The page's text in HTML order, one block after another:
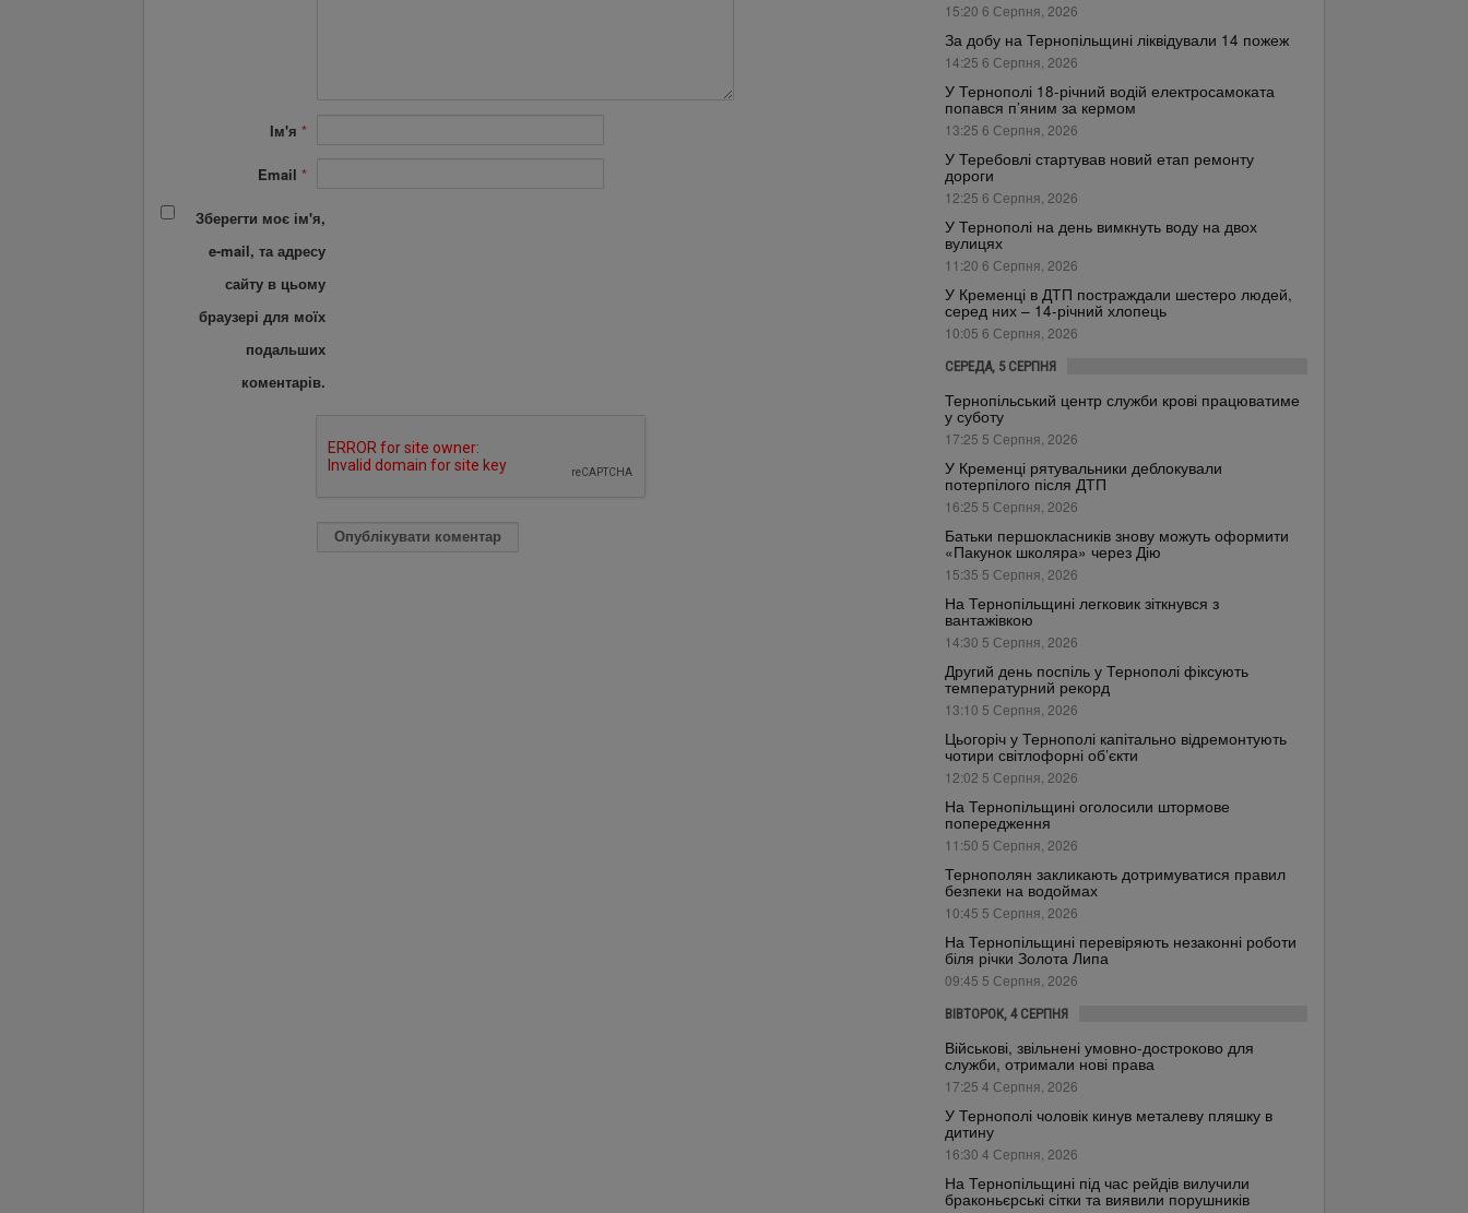
Ім'я *
Email *
Зберегти моє ім'я,
e-mail, та адресу
сайту в цьому
браузері для моїх
подальших
коментарів.
15:20 6 Серпня, 2026
За добу на Тернопільщині ліквідували 14 пожеж
14:25 6 Серпня, 2026
У Тернополі 18-річний водій електросамоката
попався п’яним за кермом
13:25 6 Серпня, 2026
У Теребовлі стартував новий етап ремонту
дороги
12:25 6 Серпня, 2026
У Тернополі на день вимкнуть воду на двох
вулицях
11:20 6 Серпня, 2026
У Кременці в ДТП постраждали шестеро людей,
серед них – 14-річний хлопець
10:05 6 Серпня, 2026
СЕРЕДА, 5 СЕРПНЯ
Тернопільський центр служби крові працюватиме
у суботу
17:25 5 Серпня, 2026
У Кременці рятувальники деблокували
потерпілого після ДТП
16:25 5 Серпня, 2026
Батьки першокласників знову можуть оформити
«Пакунок школяра» через Дію
15:35 5 Серпня, 2026
На Тернопільщині легковик зіткнувся з
вантажівкою
14:30 5 Серпня, 2026
Другий день поспіль у Тернополі фіксують
температурний рекорд
13:10 5 Серпня, 2026
Цьогоріч у Тернополі капітально відремонтують
чотири світлофорні об’єкти
12:02 5 Серпня, 2026
На Тернопільщині оголосили штормове
попередження
11:50 5 Серпня, 2026
Тернополян закликають дотримуватися правил
безпеки на водоймах
10:45 5 Серпня, 2026
На Тернопільщині перевіряють незаконні роботи
біля річки Золота Липа
09:45 5 Серпня, 2026
ВІВТОРОК, 4 СЕРПНЯ
Військові, звільнені умовно-достроково для
служби, отримали нові права
17:25 4 Серпня, 2026
У Тернополі чоловік кинув металеву пляшку в
дитину
16:30 4 Серпня, 2026
На Тернопільщині під час рейдів вилучили
браконьєрські сітки та виявили порушників